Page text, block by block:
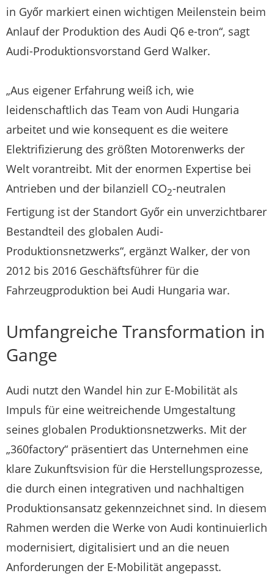
in Győr markiert einen wichtigen Meilenstein beim
Anlauf der Produktion des Audi Q6 e-tron“, sagt
Audi-Produktionsvorstand Gerd Walker.
„Aus eigener Erfahrung weiß ich, wie
leidenschaftlich das Team von Audi Hungaria
arbeitet und wie konsequent es die weitere
Elektrifizierung des größten Motorenwerks der
Welt vorantreibt. Mit der enormen Expertise bei
Antrieben und der bilanziell CO2-neutralen
Fertigung ist der Standort Győr ein unverzichtbarer
Bestandteil des globalen Audi-
Produktionsnetzwerks“, ergänzt Walker, der von
2012 bis 2016 Geschäftsführer für die
Fahrzeugproduktion bei Audi Hungaria war.
Umfangreiche Transformation in
Gange
Audi nutzt den Wandel hin zur E-Mobilität als
Impuls für eine weitreichende Umgestaltung
seines globalen Produktionsnetzwerks. Mit der
„360factory“ präsentiert das Unternehmen eine
klare Zukunftsvision für die Herstellungsprozesse,
die durch einen integrativen und nachhaltigen
Produktionsansatz gekennzeichnet sind. In diesem
Rahmen werden die Werke von Audi kontinuierlich
modernisiert, digitalisiert und an die neuen
Anforderungen der E-Mobilität angepasst.